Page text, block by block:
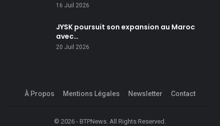
16 Juil 2026
JYSK poursuit son expansion au Maroc
avec…
20 Juil 2026
À Propos Mentions Légales Newsletter Contact
© 2026 - BTPNews. All Rights Reserved.